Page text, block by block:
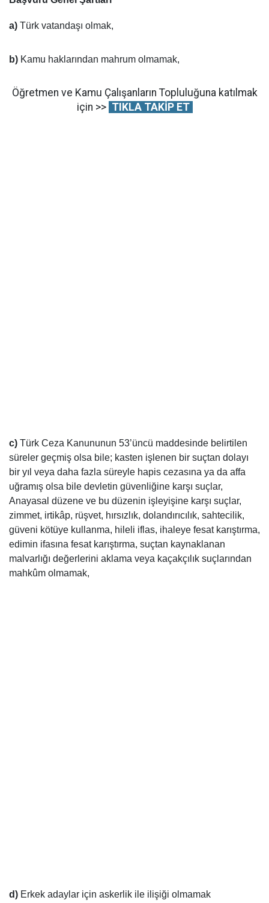
a) Türk vatandaşı olmak,
b) Kamu haklarından mahrum olmamak,
Öğretmen ve Kamu Çalışanların Topluluğuna katılmak
için >> TIKLA TAKİP ET
c) Türk Ceza Kanununun 53’üncü maddesinde belirtilen
süreler geçmiş olsa bile; kasten işlenen bir suçtan dolayı
bir yıl veya daha fazla süreyle hapis cezasına ya da affa
uğramış olsa bile devletin güvenliğine karşı suçlar,
Anayasal düzene ve bu düzenin işleyişine karşı suçlar,
zimmet, irtikâp, rüşvet, hırsızlık, dolandırıcılık, sahtecilik,
güveni kötüye kullanma, hileli iflas, ihaleye fesat karıştırma,
edimin ifasına fesat karıştırma, suçtan kaynaklanan
malvarlığı değerlerini aklama veya kaçakçılık suçlarından
mahkûm olmamak,
d) Erkek adaylar için askerlik ile ilişiği olmamak